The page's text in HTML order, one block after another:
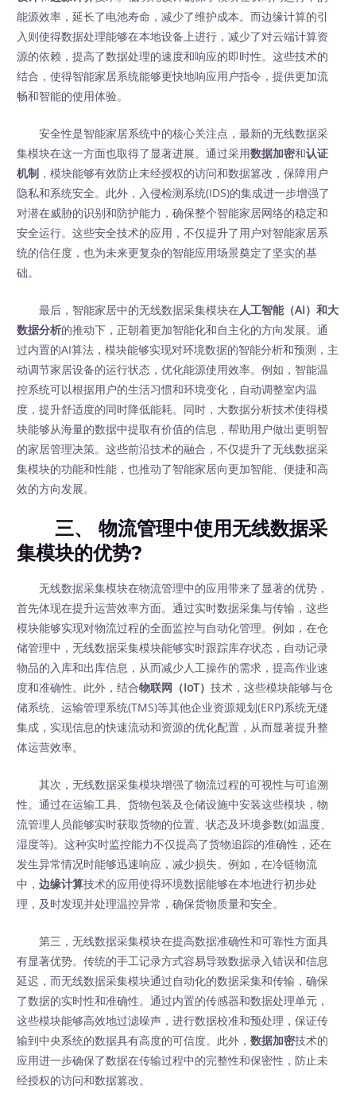
能源效率，延长了电池寿命，减少了维护成本。而边缘计算的引
入则使得数据处理能够在本地设备上进行，减少了对云端计算资
源的依赖，提高了数据处理的速度和响应的即时性。这些技术的
结合，使得智能家居系统能够更快地响应用户指令，提供更加流
畅和智能的使用体验。
安全性是智能家居系统中的核心关注点，最新的无线数据采
集模块在这一方面也取得了显著进展。通过采用数据加密和认证
机制 ，模块能够有效防止未经授权的访问和数据篡改，保障用户
隐私和系统安全。此外，入侵检测系统(IDS)的集成进一步增强了
对潜在威胁的识别和防护能力，确保整个智能家居网络的稳定和
安全运行。这些安全技术的应用，不仅提升了用户对智能家居系
统的信任度，也为未来更复杂的智能应用场景奠定了坚实的基
础。
最后，智能家居中的无线数据采集模块在人工智能（AI）和大
数据分析的推动下，正朝着更加智能化和自主化的方向发展。通
过内置的AI算法，模块能够实现对环境数据的智能分析和预测，主
动调节家居设备的运行状态，优化能源使用效率。例如，智能温
控系统可以根据用户的生活习惯和环境变化，自动调整室内温
度，提升舒适度的同时降低能耗。同时，大数据分析技术使得模
块能够从海量的数据中提取有价值的信息，帮助用户做出更明智
的家居管理决策。这些前沿技术的融合，不仅提升了无线数据采
集模块的功能和性能，也推动了智能家居向更加智能、便捷和高
效的方向发展。
三、 物流管理中使用无线数据采
集模块的优势?
无线数据采集模块在物流管理中的应用带来了显著的优势，
首先体现在提升运营效率方面。通过实时数据采集与传输，这些
模块能够实现对物流过程的全面监控与自动化管理。例如，在仓
储管理中，无线数据采集模块能够实时跟踪库存状态，自动记录
物品的入库和出库信息，从而减少人工操作的需求，提高作业速
度和准确性。此外，结合物联网（IoT）技术，这些模块能够与仓
储系统、运输管理系统(TMS)等其他企业资源规划(ERP)系统无缝
集成，实现信息的快速流动和资源的优化配置，从而显著提升整
体运营效率。
其次，无线数据采集模块增强了物流过程的可视性与可追溯
性。通过在运输工具、货物包装及仓储设施中安装这些模块，物
流管理人员能够实时获取货物的位置、状态及环境参数(如温度、
湿度等)。这种实时监控能力不仅提高了货物追踪的准确性，还在
发生异常情况时能够迅速响应，减少损失。例如，在冷链物流
中，边缘计算技术的应用使得环境数据能够在本地进行初步处
理，及时发现并处理温控异常，确保货物质量和安全。
第三，无线数据采集模块在提高数据准确性和可靠性方面具
有显著优势。传统的手工记录方式容易导致数据录入错误和信息
延迟，而无线数据采集模块通过自动化的数据采集和传输，确保
了数据的实时性和准确性。通过内置的传感器和数据处理单元，
这些模块能够高效地过滤噪声，进行数据校准和预处理，保证传
输到中央系统的数据具有高度的可信度。此外，数据加密技术的
应用进一步确保了数据在传输过程中的完整性和保密性，防止未
经授权的访问和数据篡改。